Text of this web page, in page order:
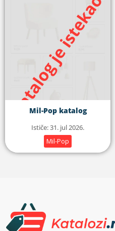
Mil-Pop katalog
Ističe: 31. jul 2026.
Mil-Pop